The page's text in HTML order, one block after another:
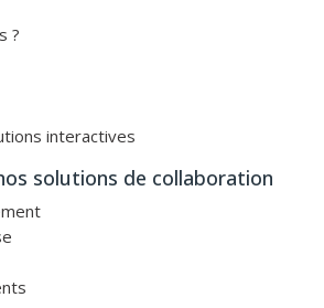
?
interactives
solutions de collaboration